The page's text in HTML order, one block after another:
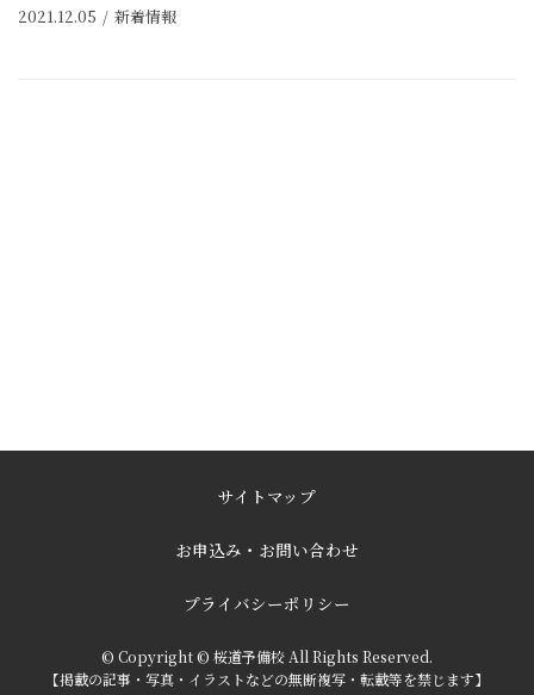
2021.12.05 新着情報
サイトマップ
お申込み・お問い合わせ
プライバシーポリシー
© Copyright © 桜道予備校 All Rights Reserved.
【掲載の記事・写真・イラストなどの無断複写・転載等を禁じます】